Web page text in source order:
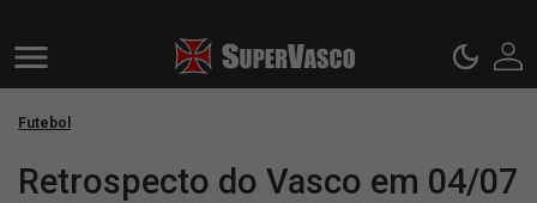
Futebol
Retrospecto do Vasco em 04/07